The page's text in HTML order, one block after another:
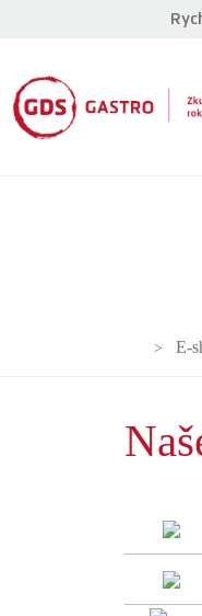
E-